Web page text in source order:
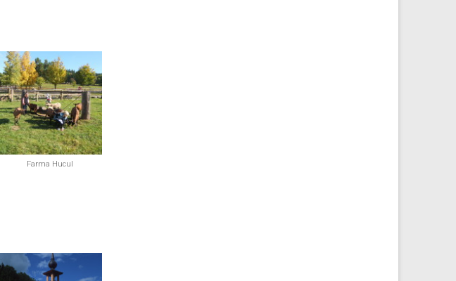
Farma Hucul